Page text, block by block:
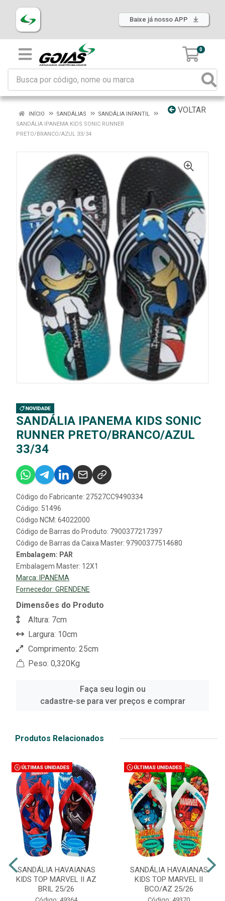
Baixe já nosso APP
0
VOLTAR
INÍCIO SANDÁLIAS
SANDÁLIA INFANTIL
SANDÁLIA IPANEMA KIDS SONIC RUNNER
PRETO/BRANCO/AZUL 33/34
SANDÁLIA IPANEMA KIDS SONIC
RUNNER PRETO/BRANCO/AZUL
33/34
Código do Fabricante: 27527CC9490334
Código: 51496
Código NCM: 64022000
Código de Barras do Produto: 7900377217397
Código de Barras da Caixa Master: 97900377514680
Embalagem: PAR
Embalagem Master: 12X1
Marca: IPANEMA
Fornecedor: GRENDENE
Dimensões do Produto
Altura: 7cm
Largura: 10cm
Comprimento: 25cm
Peso: 0,320Kg
Faça seu login ou
cadastre-se para ver preços e comprar
Produtos Relacionados
SANDÁLIA HAVAIANAS
KIDS TOP MARVEL II AZ
BRIL 25/26
SANDÁLIA HAVAIANAS
KIDS TOP MARVEL II
BCO/AZ 25/26